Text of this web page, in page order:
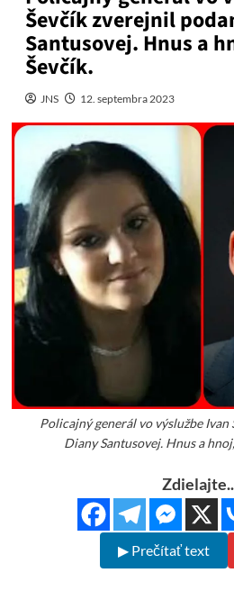
Ševčík zverejnil
Santusovej. Hnus a
Ševčík.
JNS 12. septembra 2023
Policajný generál vo výslužbe
Diany Santusovej. Hnus a
▶ Prečítať text